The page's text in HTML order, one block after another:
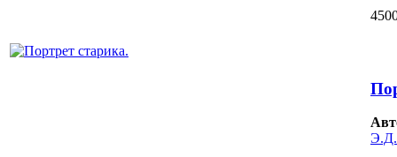
Э.Д.